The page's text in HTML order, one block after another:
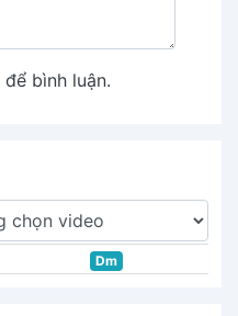
để bình luận.
Dm